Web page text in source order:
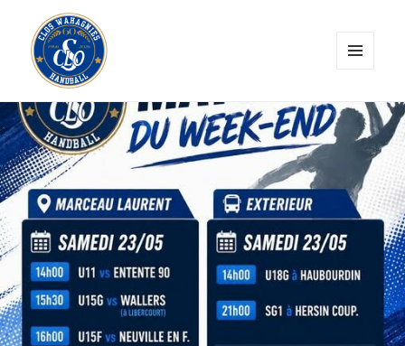
CLOS Wahagnies Handball
WIDGETS